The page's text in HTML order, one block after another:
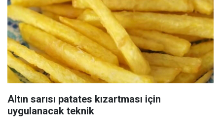
Altın sarısı patates kızartması için
uygulanacak teknik